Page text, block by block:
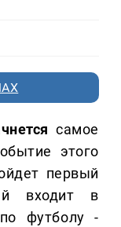
самое
этого
первый
входит в
футболу -